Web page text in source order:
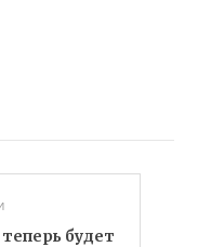
будет